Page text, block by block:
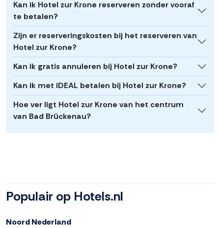
Kan ik Hotel zur Krone reserveren zonder vooraf
te betalen?
Zijn er reserveringskosten bij het reserveren van
Hotel zur Krone?
Kan ik gratis annuleren bij Hotel zur Krone?
Kan ik met iDEAL betalen bij Hotel zur Krone?
Hoe ver ligt Hotel zur Krone van het centrum
van Bad Brückenau?
Populair op Hotels.nl
Noord Nederland